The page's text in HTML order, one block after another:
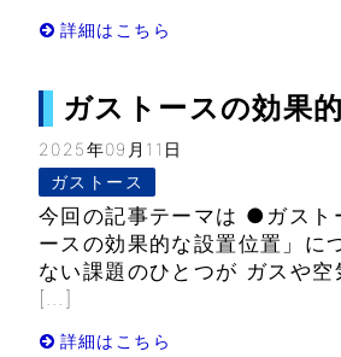
詳細はこちら
ガストースの効果
2025年09月11日
ガストース
今回の記事テーマは ●ガスト
ースの効果的な設置位置」に
ない課題のひとつが ガスや
[…]
詳細はこちら